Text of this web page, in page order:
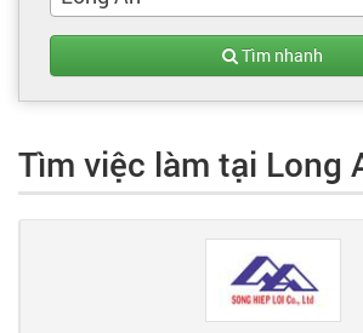
Tạo hồ sơ
Cẩm nang việc làm
Bạn cần tuyển người
Tìm nhanh
Tìm việc làm tại Long